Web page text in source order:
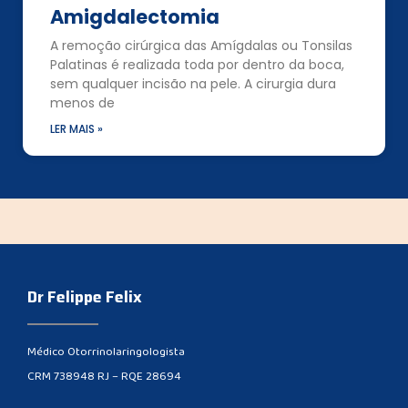
Amigdalectomia
A remoção cirúrgica das Amígdalas ou Tonsilas
Palatinas é realizada toda por dentro da boca,
sem qualquer incisão na pele. A cirurgia dura
menos de
LER MAIS »
Dr Felippe Felix
Médico Otorrinolaringologista
CRM 738948 RJ – RQE 28694